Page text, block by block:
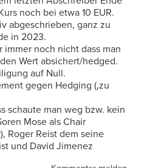
noch bei etwa 10 EUR.
abgeschrieben, ganz zu
in 2023.
noch nicht dass man
Wert absichert/hedged.
auf Null.
gegen Hedging (‚zu
schaute man weg bzw. kein
Mose als Chair
Roger Reist dem seine
und David Jimenez